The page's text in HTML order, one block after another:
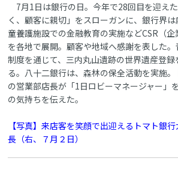
7月1日は銀行の日。今年で28回目を迎え
く、顧客に親切」をスローガンに、銀行界
童養護施設での金融教育の実施などCSR（
を各地で展開。顧客や地域へ感謝を表した
制度を通じて、三内丸山遺跡の世界遺産登
る。八十二銀行は、森林の保全活動を実施
の営業部店長が「1日ロビーマネージャー」
の気持ちを伝えた。
【写真】来店客を笑顔で出迎えるトマト銀
長（右、７月２日）